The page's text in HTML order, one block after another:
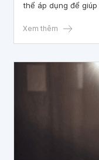
thể áp dụng để
Xem thêm